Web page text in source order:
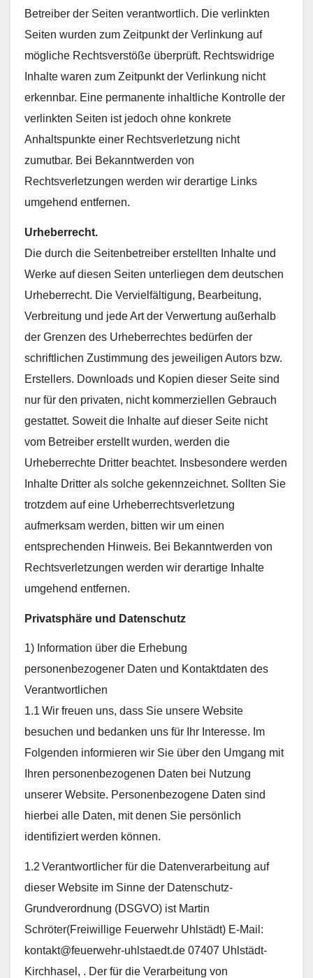
Betreiber der Seiten verantwortlich. Die verlinkten
Seiten wurden zum Zeitpunkt der Verlinkung auf
mögliche Rechtsverstöße überprüft. Rechtswidrige
Inhalte waren zum Zeitpunkt der Verlinkung nicht
erkennbar. Eine permanente inhaltliche Kontrolle der
verlinkten Seiten ist jedoch ohne konkrete
Anhaltspunkte einer Rechtsverletzung nicht
zumutbar. Bei Bekanntwerden von
Rechtsverletzungen werden wir derartige Links
umgehend entfernen.
Urheberrecht.
Die durch die Seitenbetreiber erstellten Inhalte und
Werke auf diesen Seiten unterliegen dem deutschen
Urheberrecht. Die Vervielfältigung, Bearbeitung,
Verbreitung und jede Art der Verwertung außerhalb
der Grenzen des Urheberrechtes bedürfen der
schriftlichen Zustimmung des jeweiligen Autors bzw.
Erstellers. Downloads und Kopien dieser Seite sind
nur für den privaten, nicht kommerziellen Gebrauch
gestattet. Soweit die Inhalte auf dieser Seite nicht
vom Betreiber erstellt wurden, werden die
Urheberrechte Dritter beachtet. Insbesondere werden
Inhalte Dritter als solche gekennzeichnet. Sollten Sie
trotzdem auf eine Urheberrechtsverletzung
aufmerksam werden, bitten wir um einen
entsprechenden Hinweis. Bei Bekanntwerden von
Rechtsverletzungen werden wir derartige Inhalte
umgehend entfernen.
Privatsphäre und Datenschutz
1) Information über die Erhebung
personenbezogener Daten und Kontaktdaten des
Verantwortlichen
1.1 Wir freuen uns, dass Sie unsere Website
besuchen und bedanken uns für Ihr Interesse. Im
Folgenden informieren wir Sie über den Umgang mit
Ihren personenbezogenen Daten bei Nutzung
unserer Website. Personenbezogene Daten sind
hierbei alle Daten, mit denen Sie persönlich
identifiziert werden können.
1.2 Verantwortlicher für die Datenverarbeitung auf
dieser Website im Sinne der Datenschutz-
Grundverordnung (DSGVO) ist Martin
Schröter(Freiwillige Feuerwehr Uhlstädt) E-Mail:
kontakt@feuerwehr-uhlstaedt.de 07407 Uhlstädt-
Kirchhasel, . Der für die Verarbeitung von